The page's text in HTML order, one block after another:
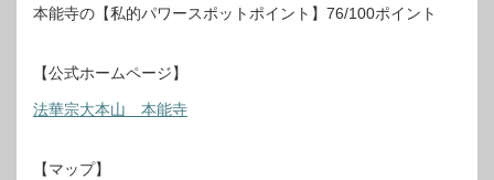
本能寺の【私的パワースポットポイント】76/100ポイント
【公式ホームページ】
法華宗大本山 本能寺
【マップ】